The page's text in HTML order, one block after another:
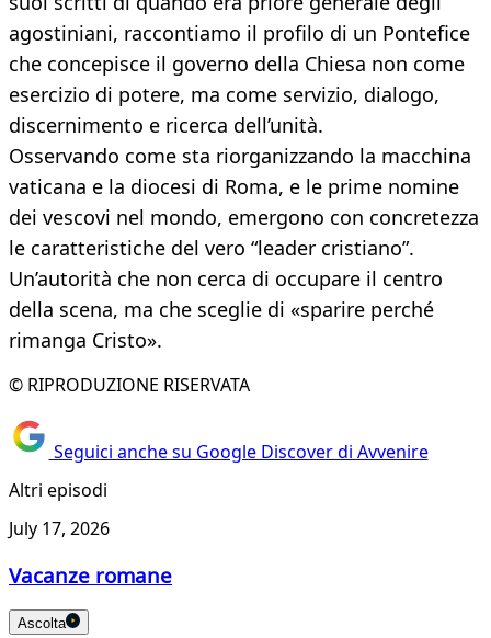
agostiniani, raccontiamo il profilo di un Pontefice
che concepisce il governo della Chiesa non come
esercizio di potere, ma come servizio, dialogo,
discernimento e ricerca dell’unità.
Osservando come sta riorganizzando la macchina
vaticana e la diocesi di Roma, e le prime nomine
dei vescovi nel mondo, emergono con concretezza
le caratteristiche del vero “leader cristiano”.
Un’autorità che non cerca di occupare il centro
della scena, ma che sceglie di «sparire perché
rimanga Cristo».
© RIPRODUZIONE RISERVATA
Seguici anche su Google Discover di Avvenire
Altri episodi
July 17, 2026
Vacanze romane
Ascolta